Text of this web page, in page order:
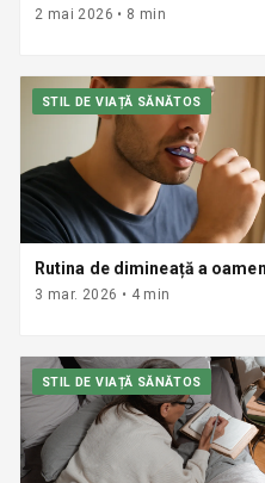
2 mai 2026 • 8 min
STIL DE VIAȚĂ SĂNĂTOS
Rutina de dimineață a
3 mar. 2026 • 4 min
STIL DE VIAȚĂ SĂNĂTOS